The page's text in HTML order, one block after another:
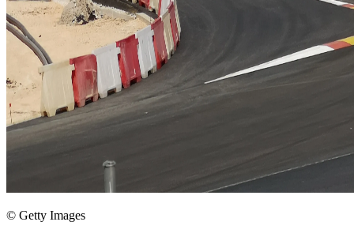
© Getty Images